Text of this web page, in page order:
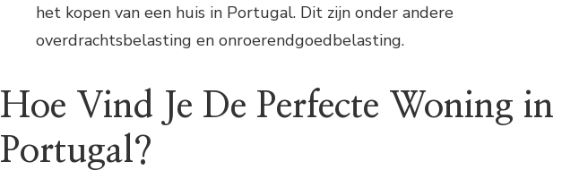
het kopen van een huis in Portugal. Dit zijn onder andere
overdrachtsbelasting en onroerendgoedbelasting.
Hoe Vind Je De Perfecte Woning in
Portugal?